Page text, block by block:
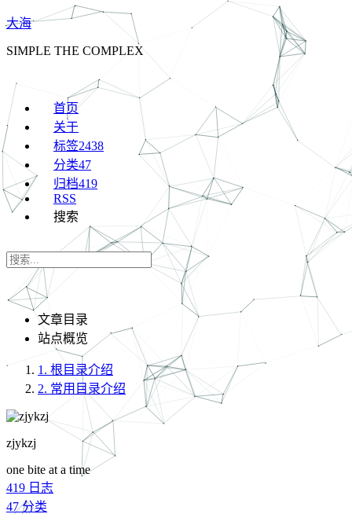
大海
SIMPLE THE COMPLEX
首页
关于
标签2438
分类47
归档419
RSS
搜索
文章目录
站点概览
1. 根目录介绍
2. 常用目录介绍
zjykzj
one bite at a time
419 日志
47 分类